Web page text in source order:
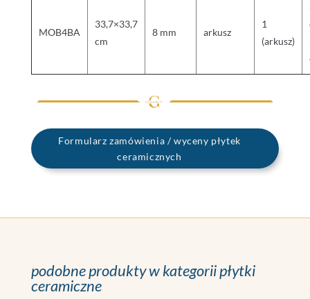
MOB4BA
33,7×33,7
cm
8 mm arkusz
1
(arkusz)
Formularz zamówienia / wyceny płytek
ceramicznych
podobne produkty w kategorii płytki
ceramiczne